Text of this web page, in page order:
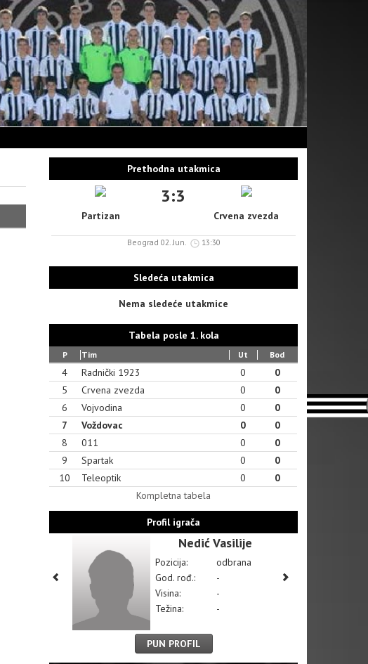
Prethodna utakmica
3:3
Partizan Crvena zvezda
Beograd 02. Jun. 13:30
Sledeća utakmica
Nema sledeće utakmice
Tabela posle 1. kola
P Tim Ut Bod
4 Radnički 1923 0
0
5
Crvena zvezda 0
0
6
Vojvodina 0
0
7
Voždovac 0
0
8
011 0
0
9
Spartak 0
0
10
Teleoptik 0
0
Kompletna tabela
Profil igrača
Nedić Vasilije
Pozicija:
odbrana
God. rođ.:
-
Visina:
-
Težina:
-
PUN PROFIL